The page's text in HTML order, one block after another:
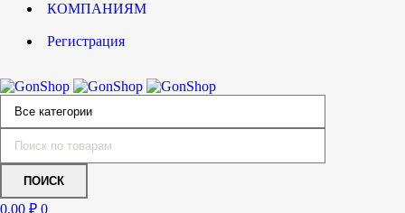
КОМПАНИЯМ
Регистрация
0.00 ₽ 0